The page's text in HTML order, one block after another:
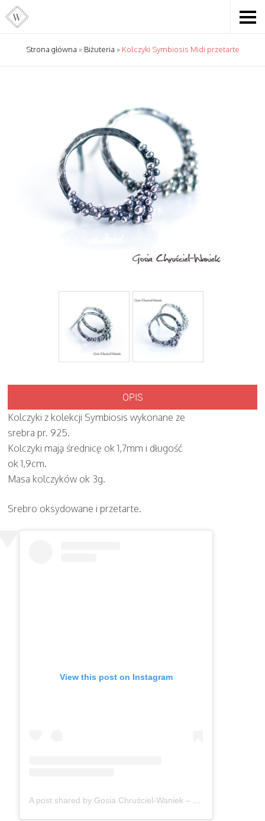
Strona główna » Biżuteria » Kolczyki Symbiosis Midi przetarte
OPIS
Kolczyki z kolekcji Symbiosis wykonane ze
srebra pr. 925.
Kolczyki mają średnicę ok 1,7mm i długość
ok 1,9cm.
Masa kolczyków ok 3g.
Srebro oksydowane i przetarte.
View this post on Instagram
A post shared by Gosia Chruściel-Waniek – Biżuteria (@gosiawaniek)